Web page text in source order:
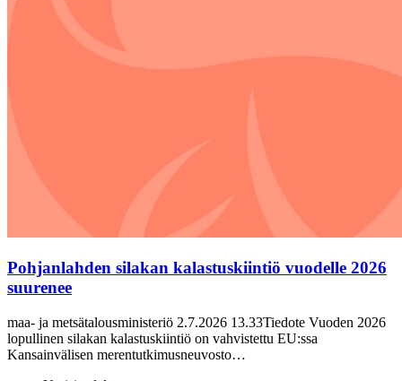
Pohjanlahden silakan kalastuskiintiö vuodelle 2026
suurenee
maa- ja metsätalousministeriö 2.7.2026 13.33Tiedote Vuoden 2026
lopullinen silakan kalastuskiintiö on vahvistettu EU:ssa
Kansainvälisen merentutkimusneuvosto…